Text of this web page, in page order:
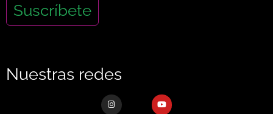
Suscríbete
Nuestras redes